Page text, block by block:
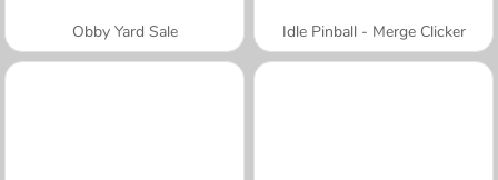
Obby Yard Sale Idle Pinball - Merge Clicker